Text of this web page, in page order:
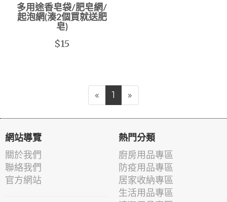
多用途香皂袋/肥皂網/
起泡網(湊2個買就送肥
皂)
$15
« 1 »
網站導覽
關於我們
聯絡我們
官方網站
熱門分類
廚房用品專區
防疫用品專區
居家收納專區
生活用品專區